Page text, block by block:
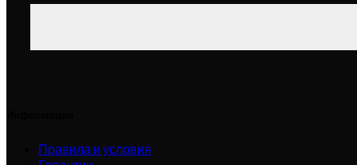
Правила и условия